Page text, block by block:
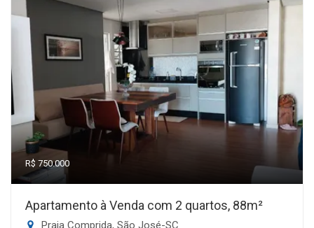
R$ 750.000
Apartamento à Venda com 2 quartos, 88m²
Praia Comprida, São José-SC